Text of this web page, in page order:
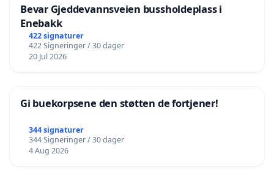
Bevar Gjeddevannsveien bussholdeplass i
Enebakk
422 signaturer
422 Signeringer / 30 dager
20 Jul 2026
Gi buekorpsene den støtten de fortjener!
344 signaturer
344 Signeringer / 30 dager
4 Aug 2026